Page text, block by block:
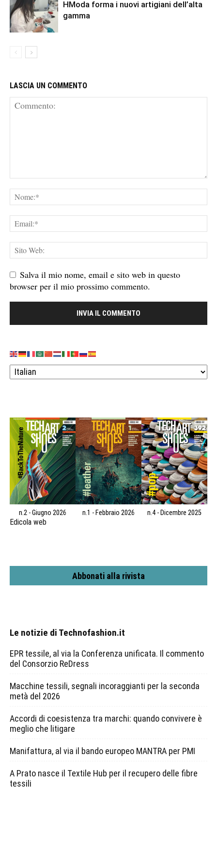
HModa forma i nuovi artigiani dell’alta
gamma
LASCIA UN COMMENTO
Salva il mio nome, email e sito web in questo
browser per il mio prossimo commento.
n.2 - Giugno 2026 n.1 - Febbraio 2026 n.4 - Dicembre 2025
Edicola web
Abbonati alla rivista
Le notizie di Technofashion.it
EPR tessile, al via la Conferenza unificata. Il commento
del Consorzio ReDress
Macchine tessili, segnali incoraggianti per la seconda
metà del 2026
Accordi di coesistenza tra marchi: quando convivere è
meglio che litigare
Manifattura, al via il bando europeo MANTRA per PMI
A Prato nasce il Textile Hub per il recupero delle fibre
tessili